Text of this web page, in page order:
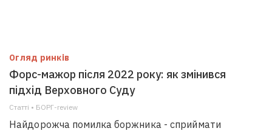
Огляд ринків
Форс-мажор після 2022 року: як змінився
підхід Верховного Суду
Статті • БОРГ-review
Найдорожча помилка боржника - сприймати